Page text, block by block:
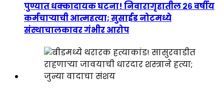
पुण्यात धक्कादायक घटना! निवारागृहातील २६ वर्षीय
कर्मचाऱ्याची आत्महत्या; सुसाईड नोटमध्ये
संस्थाचालकावर गंभीर आरोप